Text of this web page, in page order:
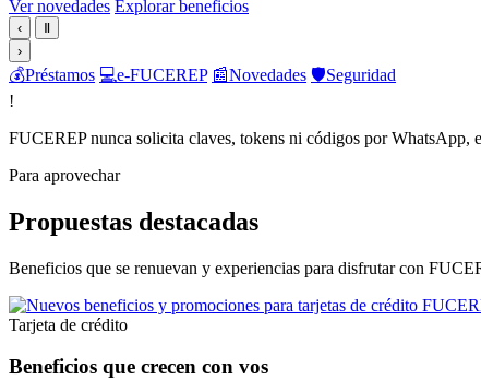
Ver novedades Explorar beneficios
‹
Ⅱ
›
💰Préstamos 💻e-FUCEREP 📰Novedades 🛡️Seguridad
!
FUCEREP nunca solicita claves, tokens ni códigos por WhatsApp,
Para aprovechar
Propuestas destacadas
Beneficios que se renuevan y experiencias para disfrutar con
Tarjeta de crédito
Beneficios que crecen con vos